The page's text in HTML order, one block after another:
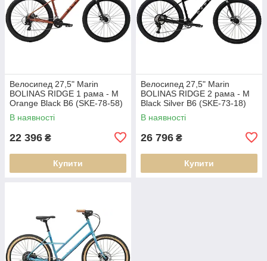
Велосипед 27,5" Marin
BOLINAS RIDGE 1 рама - M
Orange Black B6 (SKE-78-58)
В наявності
22 396 ₴
Купити
Велосипед 27,5" Marin
BOLINAS RIDGE 2 рама - M
Black Silver B6 (SKE-73-18)
В наявності
26 796 ₴
Купити